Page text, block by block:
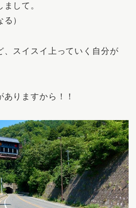
して。
）
、スイスイ上っていく自分が
りますから！！